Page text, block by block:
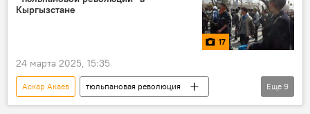
декларация
стратегическое партнерство
Кыргызстане
17
24 марта 2025, 15:35
Аскар Акаев
тюльпановая революция
Фотолента
фото
Кыргызстан
Еще 9